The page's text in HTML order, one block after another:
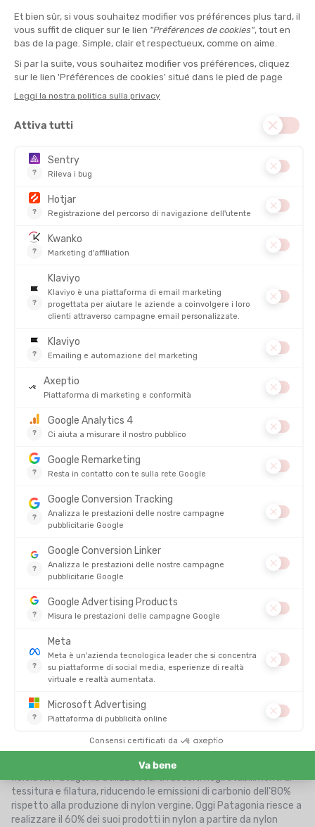
All'interno dell'azienda, i team sono formati sugli standard etici
e coinvolti nel miglioramento continuo dei processi, per
rafforzare una veraresponsabilità collettiva. Questa cultura
aziendale allinea gli impegni dichiarati con azioni concrete,
misurabili e seguite nel tempo.
certificazioni indipendenti e resoconti di audit vengono condivisi
greenwashing.
Privilegiando la prova alla promessa,
Patagonia costruisce un
standard elevato all'intera industria tessile.
Patagonia: materiali eco-responsabili
Per rispettare i valori ambientali e sociali che difende, Patagonia
ha scelto di produrre i suoi articoli in stabilimenti selezionati con
grande attenzione. Tuttavia, per compensare al massimo
l'impronta di carbonio legata alla produzione, il marchio utilizza
materiali derivati dal riciclo o
dall'agricoltura biologica.
Poliestere riciclato
sua volta ottenuto dal petrolio. Al contrario, il poliestere riciclato
è prodotto da bottiglie di plastica usate e permette di ridurre le
emissioni di CO2 del 59% rispetto al poliestere vergine. Evita
anche di ritrovare plastica negli ambienti naturali… Oggi
Patagonia riesce a produrre il 78% del proprio poliestere a partire
dal riciclo! La maggior parte delle sueiconiche pile Patagonia
sono realizzate con questo materiale.
Nylon riciclato chimicamente
Oltre 700000 reti da pesca vengono perse nell'oceano ogni
riduce le sue emissioni di carbonio. Tra reti da pesca, tappeti e
plastica varia, Patagonia crea la fibra Econyl.
Nylon riciclato meccanicamente
Il nylon vergine si ottiene dal petrolio greggio. Per ottenere nylon
riciclato, Patagonia utilizza scarti raccolti negli stabilimenti di
tessitura e filatura, riducendo le emissioni di carbonio dell'80%
rispetto alla produzione di nylon vergine. Oggi Patagonia riesce a
realizzare il 60% dei suoi prodotti in nylon a partire da nylon